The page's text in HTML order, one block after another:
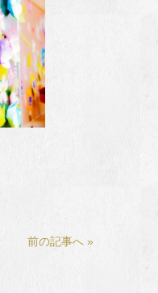
前の記事へ »